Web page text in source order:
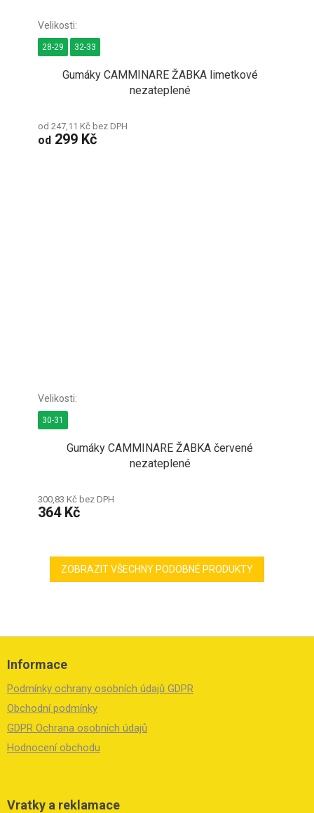
Gumáky CAMMINARE ŽABKA limetkové
nezateplené
od 247,11 Kč bez DPH
od 299 Kč
28-29 32-33
Gumáky CAMMINARE ŽABKA červené
nezateplené
300,83 Kč bez DPH
364 Kč
30-31
ZOBRAZIT VŠECHNY PODOBNÉ PRODUKTY
Z
Informace
Podmínky ochrany osobních údajů GDPR
Obchodní podmínky
GDPR Ochrana osobních údajů
Hodnocení obchodu
Vratky a reklamace